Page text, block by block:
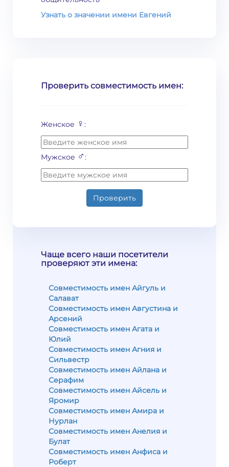
Узнать о значении имени Евгений
Проверить совместимость имен:
Женское ♀ :
Мужское ♂:
Проверить
Чаще всего наши посетители
проверяют эти имена:
Совместимость имен Айгуль и
Салават
Совместимость имен Августина и
Арсений
Совместимость имен Агата и
Юлий
Совместимость имен Агния и
Сильвестр
Совместимость имен Айлана и
Серафим
Совместимость имен Айсель и
Яромир
Совместимость имен Амира и
Нурлан
Совместимость имен Анелия и
Булат
Совместимость имен Анфиса и
Роберт